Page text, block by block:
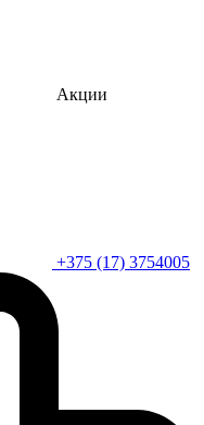
Акции
+375 (17) 3754005